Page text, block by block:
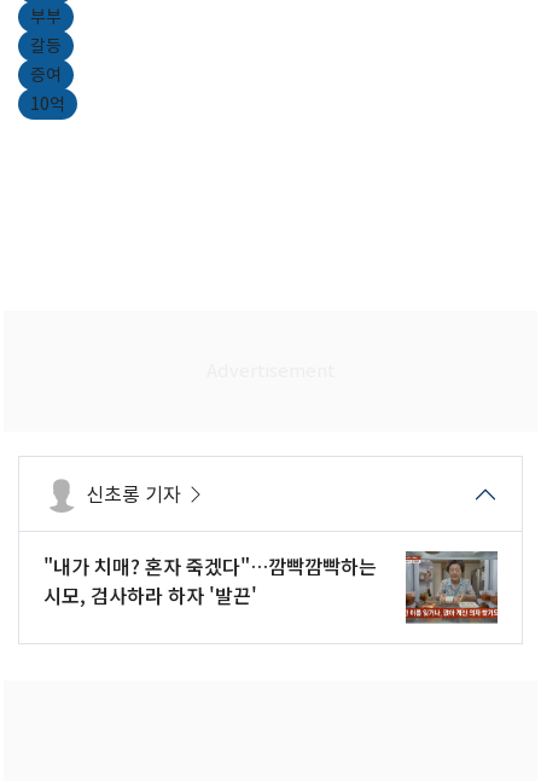
부부
갈등
증여
10억
신초롱 기자
"내가 치매? 혼자 죽겠다"…깜빡깜빡하는
시모, 검사하라 하자 '발끈'